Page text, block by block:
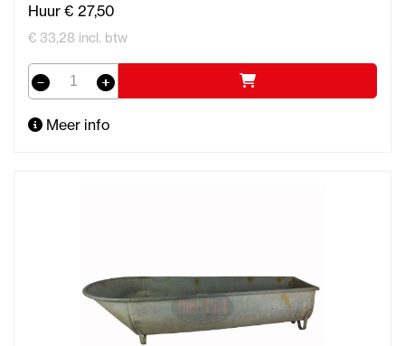
Huur € 27,50
€ 33,28 incl. btw
Meer info